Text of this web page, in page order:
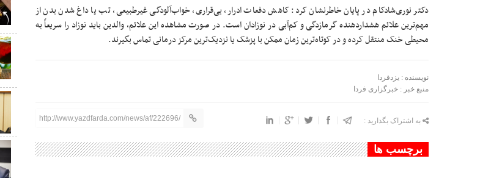
دکتر نوری‌شادکام در پایان خاطرنشان کرد: کاهش دفعات ادرار، بی‌قراری، خواب‌آلودگی غیرطبیعی، تب یا داغ شدن بدن از
مهم‌ترین علائم هشداردهنده گرمازدگی و کم‌آبی در نوزادان است. در صورت مشاهده این علائم، والدین باید نوزاد را سریعاً به
محیطی خنک منتقل کرده و در کوتاه‌ترین زمان ممکن با پزشک یا نزدیک‌ترین مرکز درمانی تماس بگیرند.
نویسنده : یزدفردا
منبع خبر : خبرگزاری فردا
به اشتراک بگذارید : http://www.yazdfarda.com/news/af/222696/
برچسب ها